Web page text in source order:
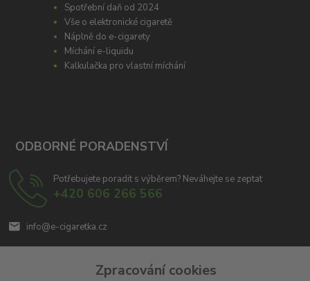
Spotřební daň od 2024
Vše o elektronické cigaretě
Náplně do e-cigarety
Míchání e-liquidu
Kalkulačka pro vlastní míchání
ODBORNÉ PORADENSTVÍ
Potřebujete poradit s výběrem? Neváhejte se zeptat
+420 606 266 566
info@e-cigaretka.cz
Zpracování cookies